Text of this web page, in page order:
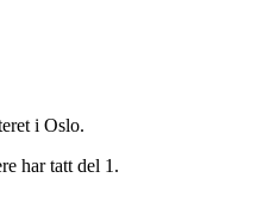
i Oslo.
har tatt del 1.